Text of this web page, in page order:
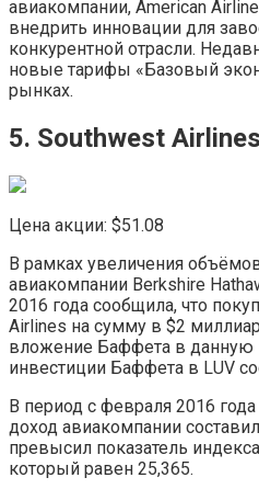
авиакомпании, American
внедрить инновации для
конкурентной отрасли.
новые тарифы «Базовый
рынках.
5. Southwest
Цена акции: $51.08
В рамках увеличения
авиакомпании Berkshire
2016 года сообщила, что
Airlines на сумму в $2
вложение Баффета в данную
инвестиции Баффета в LUV
В период с февраля 2016
доход авиакомпании
превысил показатель
который равен 25,365.